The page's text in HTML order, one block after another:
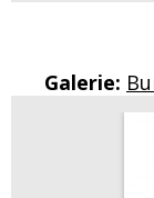
Galerie: